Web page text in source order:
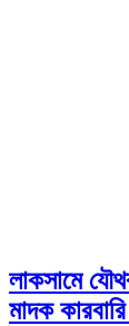
লাকসামে
মাদক